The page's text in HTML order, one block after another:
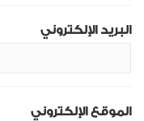
البريد الإلكتروني
الموقع الإلكتروني